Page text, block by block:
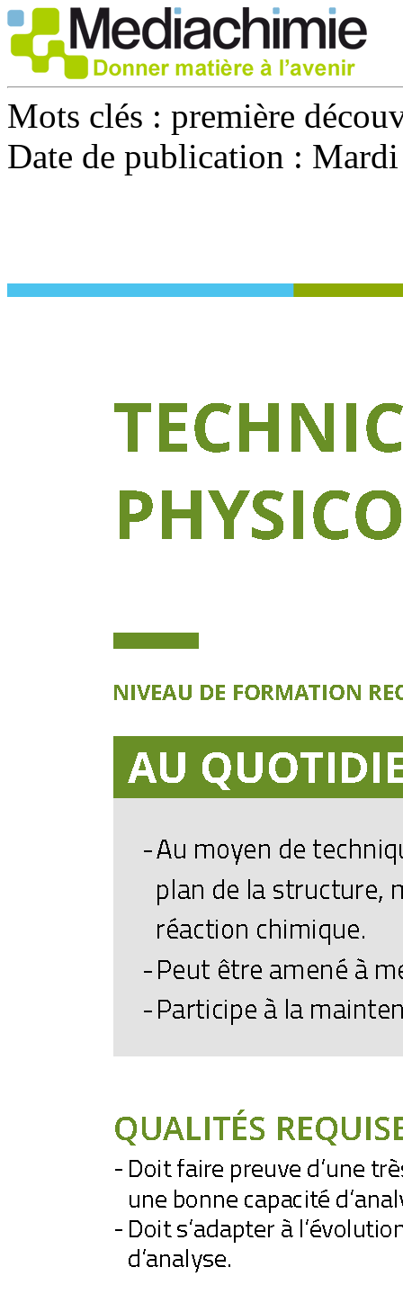
Mots clés : première
Date de publication : Mardi